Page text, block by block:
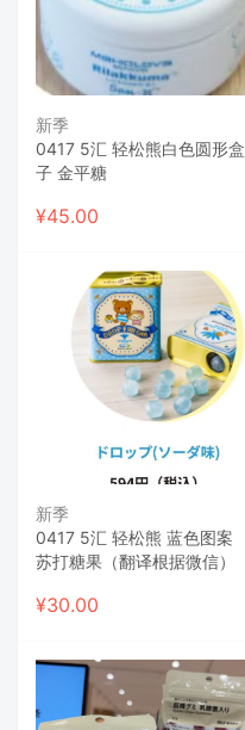
新季
0417 5汇 轻松熊白色圆形盒
子 金平糖
¥45.00
新季
0417 5汇 轻松熊 蓝色图案
苏打糖果（翻译根据微信）
¥30.00